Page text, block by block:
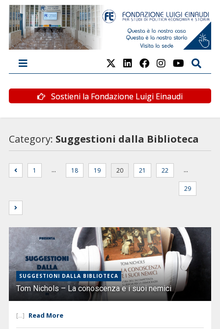
Sostieni la Fondazione Luigi Einaudi
Category: Suggestioni dalla Biblioteca
1 … 18 19 20 21 22 …
29
SUGGESTIONI DALLA BIBLIOTECA
Tom Nichols – La conoscenza e i suoi nemici
[...] Read More